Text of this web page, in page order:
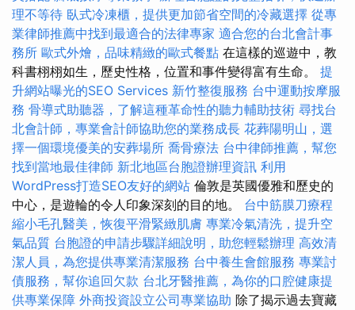
理不等待 臥式冷凍櫃，提供更加節省空間的冷藏選擇 從專
業律師推薦中找到最適合的法律專家 適合您的台北會計事
務所 歐式外燴，品味精緻的歐式餐點 在這樣的巡遊中，教
科書栩栩如生，歷史性格，位置和事件變得富有生命。 提
升網站曝光的SEO Services 新竹整復服務 台中運動按摩服
務 骨導式助聽器，了解這種革命性的聽力輔助技術 尋找台
北會計師，專業會計師協助您的業務成長 花葬陽明山，選
擇一個環境優美的安葬場所 喬骨療法 台中律師推薦，幫您
找到當地最佳律師 新北地區台胞證辦理資訊 利用
WordPress打造SEO友好的網站 倫敦是英國優雅和歷史的
中心，是遊輪的令人印象深刻的目的地。 台中筋膜刀療程
縮小毛孔醫美，恢復平滑緊緻肌膚 專業冷氣清洗，提升空
氣品質 台胞證的申請步驟詳細說明，助您輕鬆辦理 高效清
潔人員，為您提供專業清潔服務 台中養生會館服務 專業討
債服務，幫你追回欠款 台北牙醫推薦，為你的口腔健康提
供專業保障 外商投資設立公司專業協助 除了揭示過去寶藏